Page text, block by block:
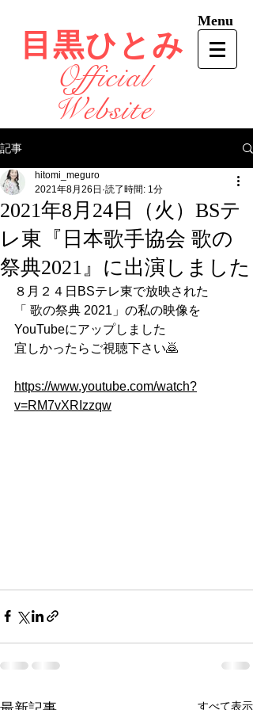
Menu
目黒ひとみ
Official
Website
記事
2021年8月24日（火）BSテ
レ東『日本歌手協会 歌の
祭典2021』に出演しました
hitomi_meguro
2021年8月26日 読了時間: 1分
８月２４日BSテレ東で放映された
「 歌の祭典 2021」の私の映像を
YouTubeにアップしました
宜しかったらご視聴下さい🙇
https://www.youtube.com/watch?
v=RM7vXRIzzqw
すべて表示